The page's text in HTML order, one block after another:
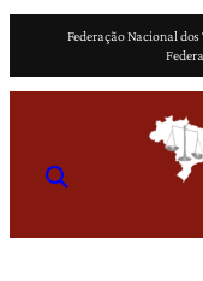
o
Federação Nacional